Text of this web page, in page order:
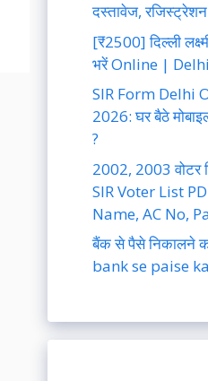
दस्तावेज,
[₹2500] दिल्ली
भरें Online |
SIR Form Delhi
2026: घर बैठे
?
2002, 2003 वोटर
SIR Voter List
Name, AC No,
बैंक से पैसे निकालने
bank se paise